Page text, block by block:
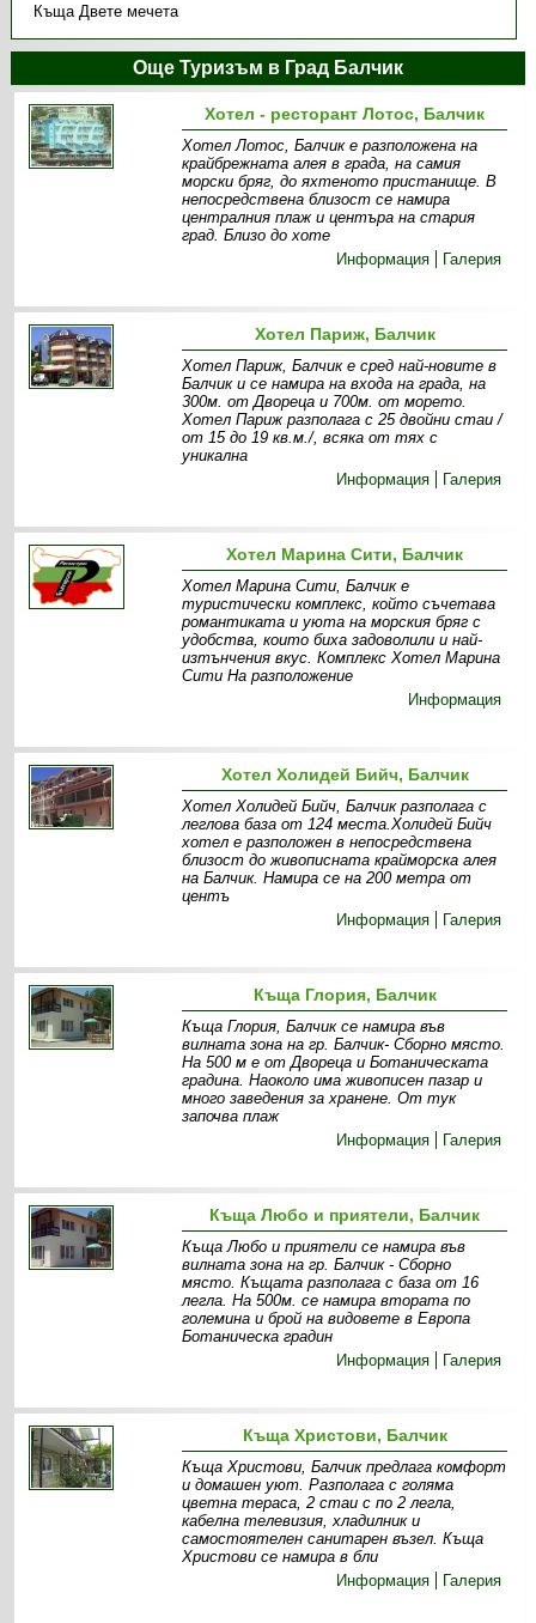
Къща Двете мечета
Още Туризъм в Град Балчик
Хотел - ресторант Лотос, Балчик
Хотел Лотос, Балчик е разположена на
крайбрежната алея в града, на самия
морски бряг, до яхтеното пристанище. В
непосредствена близост се намира
централния плаж и центъра на стария
град. Близо до хоте
Информация
Галерия
Хотел Париж, Балчик
Хотел Париж, Балчик е сред най-новите в
Балчик и се намира на входа на града, на
300м. от Двореца и 700м. от морето.
Хотел Париж разполага с 25 двойни стаи /
от 15 до 19 кв.м./, всяка от тях с
уникална
Информация
Галерия
Хотел Марина Сити, Балчик
Хотел Марина Сити, Балчик е
туристически комплекс, който съчетава
романтиката и уюта на морския бряг с
удобства, които биха задоволили и най-
изтънчения вкус. Комплекс Хотел Марина
Сити На разположение
Информация
Хотел Холидей Бийч, Балчик
Хотел Холидей Бийч, Балчик разполага с
леглова база от 124 места.Холидей Бийч
хотел е разположен в непосредствена
близост до живописната крайморска алея
на Балчик. Намира се на 200 метра от
центъ
Информация
Галерия
Къща Глория, Балчик
Къща Глория, Балчик се намира във
вилната зона на гр. Балчик- Сборно място.
На 500 м е от Двореца и Ботаническата
градина. Наоколо има живописен пазар и
много заведения за хранене. От тук
започва плаж
Информация
Галерия
Къща Любо и приятели, Балчик
Къща Любо и приятели се намира във
вилната зона на гр. Балчик - Сборно
място. Къщата разполага с база от 16
легла. На 500м. се намира втората по
големина и брой на видовете в Европа
Ботаническа градин
Информация
Галерия
Къща Христови, Балчик
Къща Христови, Балчик предлага комфорт
и домашен уют. Разполага с голяма
цветна тераса, 2 стаи с по 2 легла,
кабелна телевизия, хладилник и
самостоятелен санитарен възел. Къща
Христови се намира в бли
Информация
Галерия